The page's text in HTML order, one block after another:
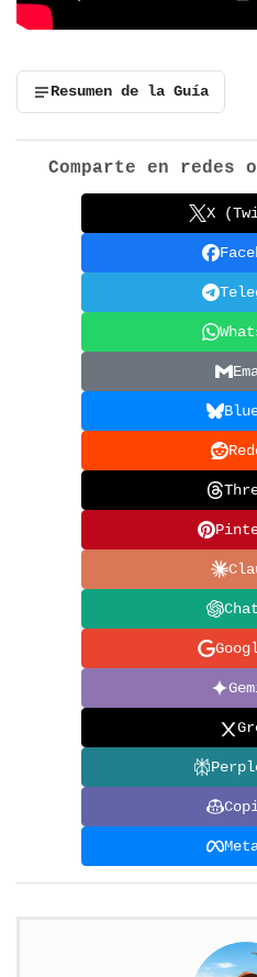
Resumen de la Guía
Comparte en redes
X